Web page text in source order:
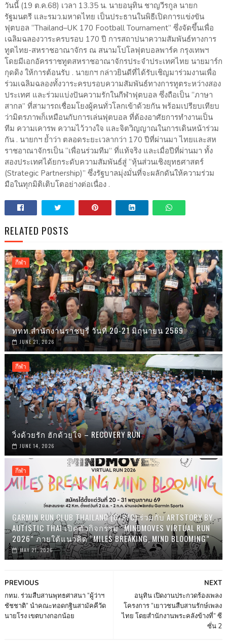
วันนี้ (19 ต.ค.68) เวลา 13.35 น. นายอนุทิน ชาญวีรกูล นายก
รัฐมนตรี และรมว.มหาดไทย เป็นประธานในพิธีเปิดการแข่งขัน
ฟุตบอล “Thailand–UK 170 Football Tournament” ซึ่งจัดขึ้นเพื่อ
เฉลิมฉลองวาระครบรอบ 170 ปี การสถาปนาความสัมพันธ์ทางการ
ทูตไทย-สหราชอาณาจักร ณ สนามโปโลฟุตบอลพาร์ค กรุงเทพฯ
โดยมีเอกอัครราชทูตสหราชอาณาจักรประจำประเทศไทย นายมาร์ก
กุดดิง ให้การต้อนรับ . นายกฯ กล่าวยินดีที่ได้รับเชิญมาร่วมงานเพื่อ
ร่วมเฉลิมฉลองทั้งวาระครบรอบความสัมพันธ์ทางการทูตระหว่างสอง
ประเทศ และร่วมแบ่งปันความรักในกีฬาฟุตบอล ซึ่งถือเป็น “ภาษา
สากล” ที่สามารถเชื่อมโยงผู้คนทั่วโลกเข้าด้วยกัน พร้อมเปรียบเทียบ
ว่ามิตรภาพก็เหมือนกับการเล่นฟุตบอล ที่ต้องอาศัยการทำงานเป็น
ทีม ความเคารพ ความไว้วางใจ และจิตวิญญาณในการเดินหน้าร่วม
กัน . นายกฯ ย้ำว่า ตลอดระยะเวลากว่า 170 ปีที่ผ่านมา ไทยและสห
ราชอาณาจักรเป็น “เพื่อนร่วมทีม” ที่แท้จริง และเมื่อปีที่ผ่านมา ทั้ง
สองประเทศได้ยกระดับความสัมพันธ์สู่ “หุ้นส่วนเชิงยุทธศาสตร์
(Strategic Partnership)” ซึ่งรัฐบาลมุ่งมั่นที่จะผลักดันให้ความร่วม
มือในทุกมิติเติบโตอย่างต่อเนื่อง .
RELATED POSTS
กีฬา
ททท.สำนักงานราชบุรี วันที่ 20-21 มิถุนายน 2569
JUNE 21, 2026
กีฬา
วิ่งด้วยรัก ฮักด้วยใจ – RECOVERY RUN
JUNE 14, 2026
กีฬา
GARMIN RUN CLUB THAILAND (G/R/C) ร่วมกับ ARTSTORY BY
AUTISTIC THAI เปิดตัวกิจกรรม “MINDMOVES VIRTUAL RUN
2026” ภายใต้แนวคิด “MILES BREAKING, MIND BLOOMING”
MAY 21, 2026
NEXT
อนุทิน เปิดงานประกวดร้องเพลง
โครงการ “เยาวชนสืบสานรักษ์เพลง
ไทย โดยสำนักงานพระคลังข้างที่” ซี
ซั่น 2
PREVIOUS
กทม. ร่วมสืบสานพุทธศาสนา “ผู้ว่าฯ
ชัชชาติ” นำคณะทอดกฐินสามัคคีวัด
นายโรง เขตบางกอกน้อย